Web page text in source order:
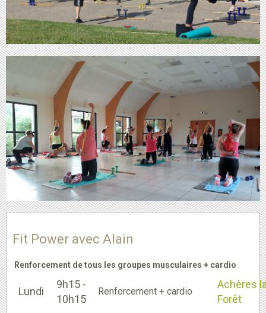
Fit Power avec Alain
Renforcement de tous les groupes musculaires + cardio
Lundi
9h15 -
10h15
Renforcement + cardio
Achères
Forêt